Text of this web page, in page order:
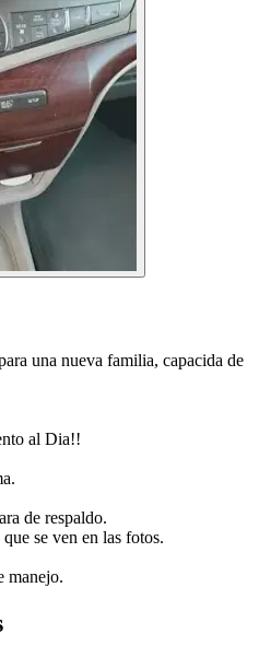
una nueva familia, capacida de
al Dia!!
de respaldo.
se ven en las fotos.
manejo.